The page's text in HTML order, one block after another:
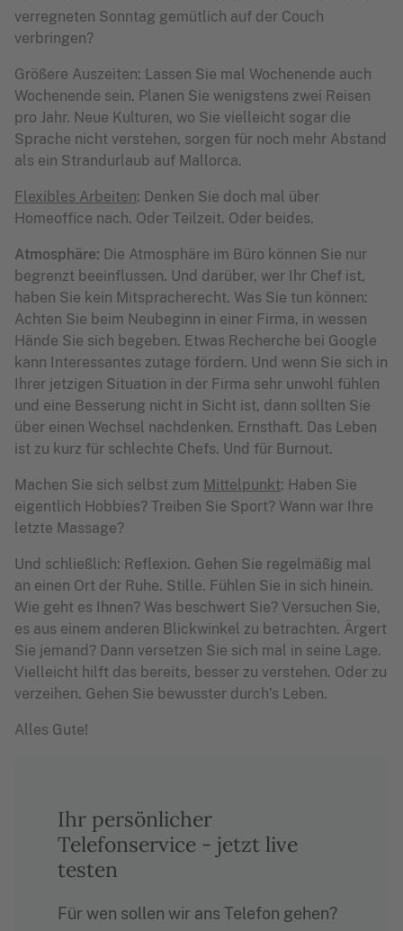
verregneten Sonntag gemütlich auf der Couch
verbringen?
Größere Auszeiten: Lassen Sie mal Wochenende auch
Wochenende sein. Planen Sie wenigstens zwei Reisen
pro Jahr. Neue Kulturen, wo Sie vielleicht sogar die
Sprache nicht verstehen, sorgen für noch mehr Abstand
als ein Strandurlaub auf Mallorca.
Flexibles Arbeiten: Denken Sie doch mal über
Homeoffice nach. Oder Teilzeit. Oder beides.
Atmosphäre: Die Atmosphäre im Büro können Sie nur
begrenzt beeinflussen. Und darüber, wer Ihr Chef ist,
haben Sie kein Mitspracherecht. Was Sie tun können:
Achten Sie beim Neubeginn in einer Firma, in wessen
Hände Sie sich begeben. Etwas Recherche bei Google
kann Interessantes zutage fördern. Und wenn Sie sich in
Ihrer jetzigen Situation in der Firma sehr unwohl fühlen
und eine Besserung nicht in Sicht ist, dann sollten Sie
über einen Wechsel nachdenken. Ernsthaft. Das Leben
ist zu kurz für schlechte Chefs. Und für Burnout.
Machen Sie sich selbst zum Mittelpunkt: Haben Sie
eigentlich Hobbies? Treiben Sie Sport? Wann war Ihre
letzte Massage?
Und schließlich: Reflexion. Gehen Sie regelmäßig mal
an einen Ort der Ruhe. Stille. Fühlen Sie in sich hinein.
Wie geht es Ihnen? Was beschwert Sie? Versuchen Sie,
es aus einem anderen Blickwinkel zu betrachten. Ärgert
Sie jemand? Dann versetzen Sie sich mal in seine Lage.
Vielleicht hilft das bereits, besser zu verstehen. Oder zu
verzeihen. Gehen Sie bewusster durch’s Leben.
Alles Gute!
Ihr persönlicher
Telefonservice - jetzt live
testen
Für wen sollen wir ans Telefon gehen?